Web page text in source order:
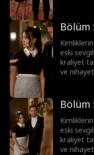
Bölüm
eski
kraliyet
ve
Bölüm
eski
kraliyet
ve